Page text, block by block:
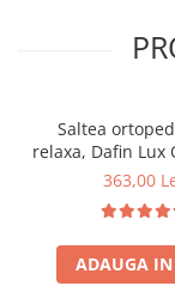
Saltea
relaxa, Dafin Lux
90x200x21cm,
tip Bonell, fata
sistem de
butoni, Salt
363,00
ADAUGA IN